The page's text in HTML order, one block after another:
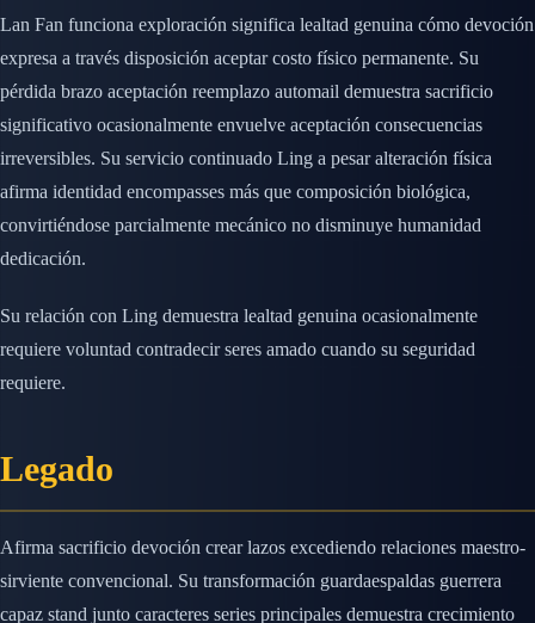
Lan Fan funciona exploración significa lealtad genuina cómo devoción
expresa a través disposición aceptar costo físico permanente. Su
pérdida brazo aceptación reemplazo automail demuestra sacrificio
significativo ocasionalmente envuelve aceptación consecuencias
irreversibles. Su servicio continuado Ling a pesar alteración física
afirma identidad encompasses más que composición biológica,
convirtiéndose parcialmente mecánico no disminuye humanidad
dedicación.
Su relación con Ling demuestra lealtad genuina ocasionalmente
requiere voluntad contradecir seres amado cuando su seguridad
requiere.
Legado
Afirma sacrificio devoción crear lazos excediendo relaciones maestro-
sirviente convencional. Su transformación guardaespaldas guerrera
capaz stand junto caracteres series principales demuestra crecimiento